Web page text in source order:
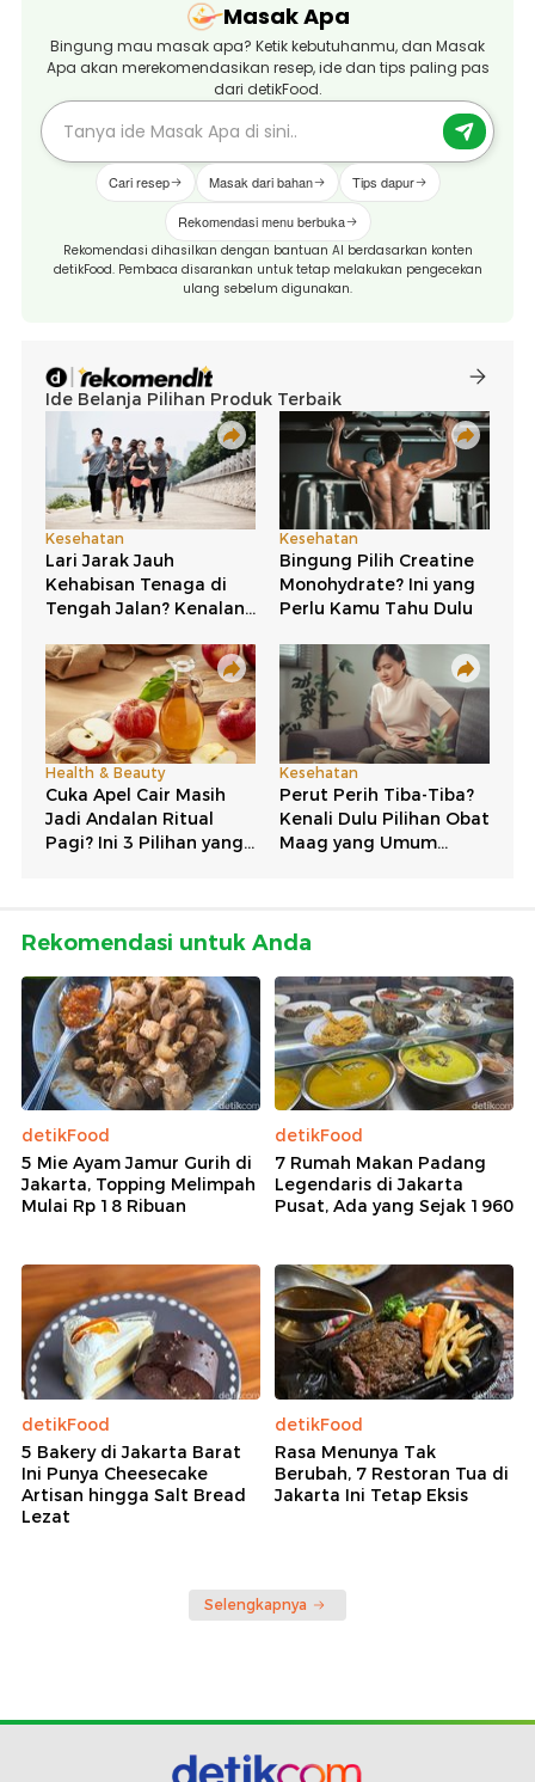
Masak Apa
Bingung mau masak apa? Ketik kebutuhanmu, dan Masak
Apa akan merekomendasikan resep, ide dan tips paling pas
dari detikFood.
Cari resep Masak dari bahan Tips dapur
Rekomendasi menu berbuka
Rekomendasi dihasilkan dengan bantuan AI berdasarkan konten
detikFood. Pembaca disarankan untuk tetap melakukan pengecekan
ulang sebelum digunakan.
Rekomendasi untuk Anda
detikFood
5 Mie Ayam Jamur Gurih di
Jakarta, Topping Melimpah
Mulai Rp 18 Ribuan
detikFood
7 Rumah Makan Padang
Legendaris di Jakarta
Pusat, Ada yang Sejak 1960
detikFood
5 Bakery di Jakarta Barat
Ini Punya Cheesecake
Artisan hingga Salt Bread
Lezat
detikFood
Rasa Menunya Tak
Berubah, 7 Restoran Tua di
Jakarta Ini Tetap Eksis
Selengkapnya